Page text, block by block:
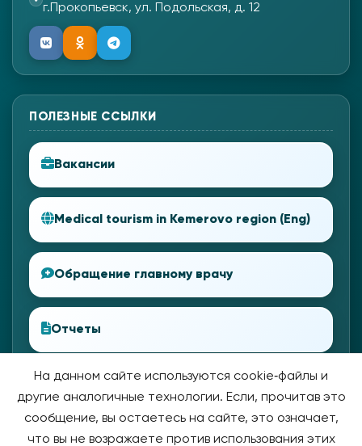
г.Прокопьевск, ул. Подольская, д. 12
ПОЛЕЗНЫЕ ССЫЛКИ
Вакансии
Medical tourism in Kemerovo region (Eng)
Обращение главному врачу
Отчеты
На данном сайте используются cookie‑файлы и
другие аналогичные технологии. Если, прочитав это
сообщение, вы остаетесь на сайте, это означает,
что вы не возражаете против использования этих